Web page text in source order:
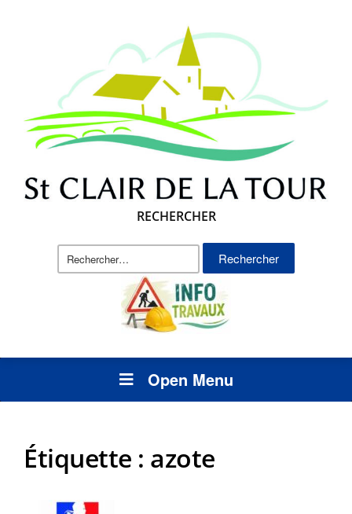
RECHERCHER
Rechercher :
Open Menu
Étiquette : azote